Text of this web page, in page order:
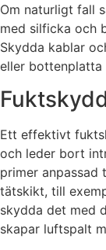
Om naturligt fall
med silficka och
Skydda kablar
eller bottenplatta
Ett effektivt
och leder bort
primer anpassad
tätskikt, till
skydda det med
skapar luftspalt